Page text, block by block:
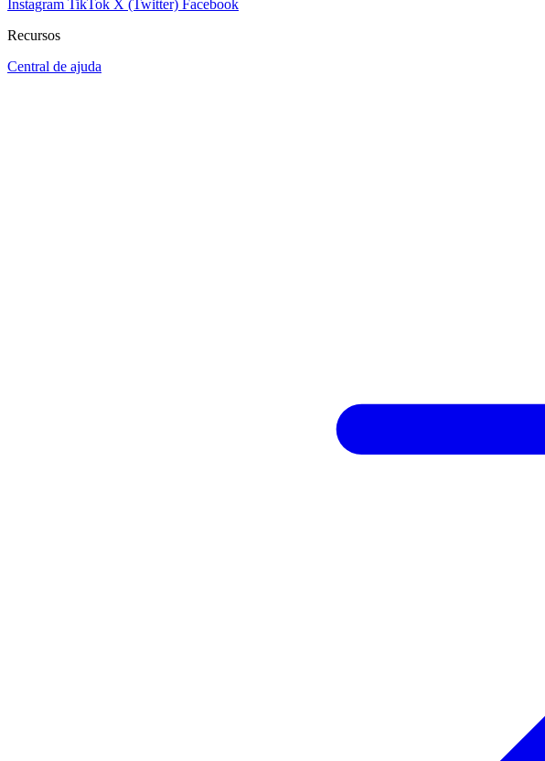
Instagram TikTok X (Twitter) Facebook
Recursos
Central de ajuda